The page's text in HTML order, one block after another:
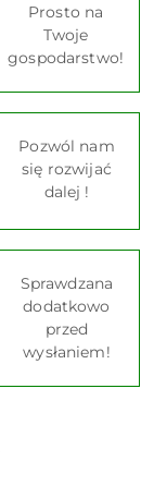
Prosto na
Twoje
gospodarstwo!
Pozwól nam
się rozwijać
dalej !
Sprawdzana
dodatkowo
przed
wysłaniem!